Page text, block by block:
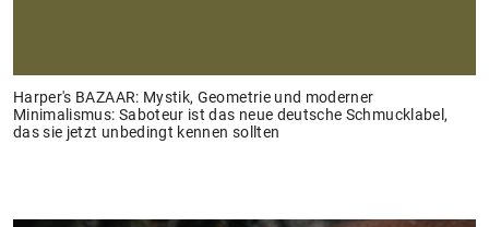
Harper's BAZAAR: Mystik, Geometrie und moderner
Minimalismus: Saboteur ist das neue deutsche Schmucklabel,
das sie jetzt unbedingt kennen sollten